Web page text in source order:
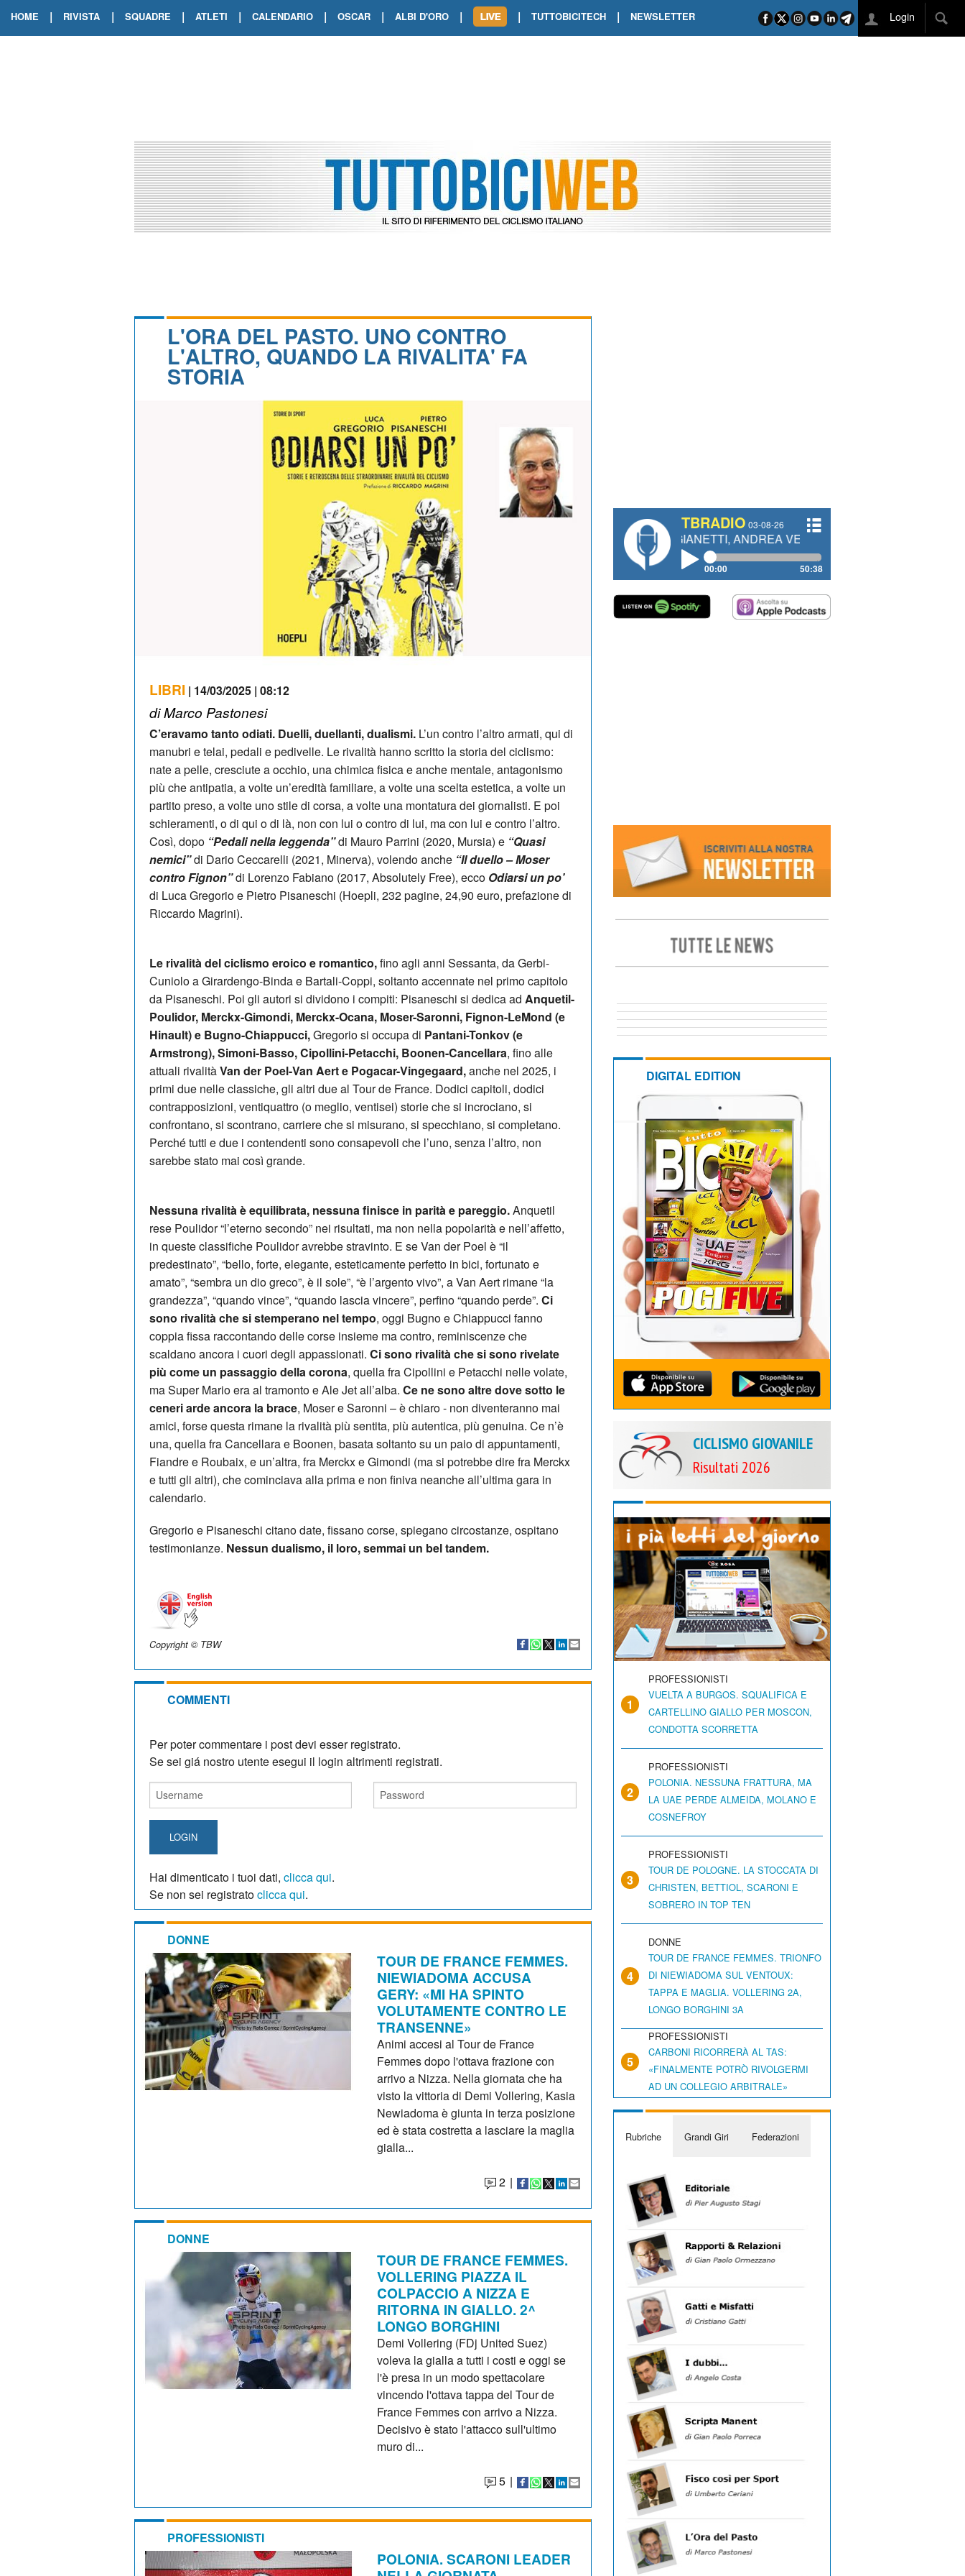
HOME | RIVISTA | SQUADRE | ATLETI | CALENDARIO | OSCAR | ALBI D'ORO |
TOUR DE FRANCE. ORCIERES-MERLETTE INCORONA CARAPAZ
TOUR DE FRANCE. A VOIRON TRIONFO DI PHILIPSEN SU SCHMID E KOOIJ
| TUTTOBICITECH | NEWSLETTER Login
L'ORA DEL PASTO. UNO CONTRO
L'ALTRO, QUANDO LA RIVALITA' FA
STORIA
LIBRI | 14/03/2025 | 08:12
di Marco Pastonesi
C’eravamo tanto odiati. Duelli, duellanti, dualismi. L’un contro l’altro armati, qui di
manubri e telai, pedali e pedivelle. Le rivalità hanno scritto la storia del ciclismo:
nate a pelle, cresciute a occhio, una chimica fisica e anche mentale, antagonismo
più che antipatia, a volte un’eredità familiare, a volte una scelta estetica, a volte un
partito preso, a volte uno stile di corsa, a volte una montatura dei giornalisti. E poi
schieramenti, o di qui o di là, non con lui o contro di lui, ma con lui e contro l’altro.
Così, dopo “Pedali nella leggenda”di Mauro Parrini (2020, Mursia) e “Quasi
nemici”di Dario Ceccarelli (2021, Minerva), volendo anche “Il duello – Moser
contro Fignon”di Lorenzo Fabiano (2017, Absolutely Free), ecco Odiarsi un po’
di Luca Gregorio e Pietro Pisaneschi (Hoepli, 232 pagine, 24,90 euro, prefazione di
Riccardo Magrini).
Le rivalità del ciclismo eroico e romantico,fino agli anni Sessanta, da Gerbi-
Cuniolo a Girardengo-Binda e Bartali-Coppi, soltanto accennate nel primo capitolo
da Pisaneschi. Poi gli autori si dividono i compiti: Pisaneschi si dedica ad Anquetil-
Poulidor, Merckx-Gimondi, Merckx-Ocana, Moser-Saronni, Fignon-LeMond (e
Hinault) e Bugno-Chiappucci,Gregorio si occupa di Pantani-Tonkov (e
Armstrong), Simoni-Basso, Cipollini-Petacchi, Boonen-Cancellara, fino alle
attuali rivalitàVan der Poel-Van Aert e Pogacar-Vingegaard,anche nel 2025, i
primi due nelle classiche, gli altri due al Tour de France. Dodici capitoli, dodici
contrapposizioni, ventiquattro (o meglio, ventisei) storie che si incrociano, si
confrontano, si scontrano, carriere che si misurano, si specchiano, si completano.
Perché tutti e due i contendenti sono consapevoli che l’uno, senza l’altro, non
sarebbe stato mai così grande.
Nessuna rivalità è equilibrata, nessuna finisce in parità e pareggio.Anquetil
rese Poulidor “l’eterno secondo” nei risultati, ma non nella popolarità e nell’affetto,
in queste classifiche Poulidor avrebbe stravinto. E se Van der Poel è “il
predestinato”, “bello, forte, elegante, esteticamente perfetto in bici, fortunato e
amato”, “sembra un dio greco”, è il sole”, “è l’argento vivo”, a Van Aert rimane “la
grandezza”, “quando vince”, “quando lascia vincere”, perfino “quando perde”. Ci
sono rivalità che si stemperano nel tempo, oggi Bugno e Chiappucci fanno
coppia fissa raccontando delle corse insieme ma contro, reminiscenze che
scaldano ancora i cuori degli appassionati. Ci sono rivalità che si sono rivelate
più come un passaggio della corona, quella fra Cipollini e Petacchi nelle volate,
ma Super Mario era al tramonto e Ale Jet all’alba. Ce ne sono altre dove sotto le
ceneri arde ancora la brace, Moser e Saronni – è chiaro - non diventeranno mai
amici, forse questa rimane la rivalità più sentita, più autentica, più genuina. Ce n’è
una, quella fra Cancellara e Boonen, basata soltanto su un paio di appuntamenti,
Fiandre e Roubaix, e un’altra, fra Merckx e Gimondi (ma si potrebbe dire fra Merckx
e tutti gli altri), che cominciava alla prima e non finiva neanche all’ultima gara in
calendario.
Gregorio e Pisaneschi citano date, fissano corse, spiegano circostanze, ospitano
testimonianze. Nessun dualismo, il loro, semmai un bel tandem.
Copyright © TBW
COMMENTI
Per poter commentare i post devi esser registrato.
Se sei giá nostro utente esegui il login altrimenti registrati.
LOGIN
Hai dimenticato i tuoi dati, clicca qui.
Se non sei registratoclicca qui.
DONNE
TOUR DE FRANCE FEMMES.
NIEWIADOMA ACCUSA
GERY: «MI HA SPINTO
VOLUTAMENTE CONTRO LE
TRANSENNE»
Animi accesi al Tour de France
Femmes dopo l'ottava frazione con
arrivo a Nizza. Nella giornata che ha
visto la vittoria di Demi Vollering, Kasia
Newiadoma è giunta in terza posizione
ed è stata costretta a lasciare la maglia
gialla...
2 |
DONNE
TOUR DE FRANCE FEMMES.
VOLLERING PIAZZA IL
COLPACCIO A NIZZA E
RITORNA IN GIALLO. 2^
LONGO BORGHINI
Demi Vollering (FDj United Suez)
voleva la gialla a tutti i costi e oggi se
l'è presa in un modo spettacolare
vincendo l'ottava tappa del Tour de
France Femmes con arrivo a Nizza.
Decisivo è stato l'attacco sull'ultimo
muro di...
5 |
PROFESSIONISTI
POLONIA. SCARONI LEADER
TBRADIO 03-08-26
#334 CHARLY WEGELIUS, MAURO GIANETTI, ANDREA VENDRAME, FILIPPO FIORELLI
00:00 50:38
DIGITAL EDITION
CICLISMO GIOVANILE
Risultati 2026
1
PROFESSIONISTI
VUELTA A BURGOS. SQUALIFICA E
CARTELLINO GIALLO PER MOSCON,
CONDOTTA SCORRETTA
2
PROFESSIONISTI
POLONIA. NESSUNA FRATTURA, MA
LA UAE PERDE ALMEIDA, MOLANO E
COSNEFROY
3
PROFESSIONISTI
TOUR DE POLOGNE. LA STOCCATA DI
CHRISTEN, BETTIOL, SCARONI E
SOBRERO IN TOP TEN
4
DONNE
TOUR DE FRANCE FEMMES. TRIONFO
DI NIEWIADOMA SUL VENTOUX:
TAPPA E MAGLIA. VOLLERING 2A,
LONGO BORGHINI 3A
5
PROFESSIONISTI
CARBONI RICORRERÀ AL TAS:
«FINALMENTE POTRÒ RIVOLGERMI
AD UN COLLEGIO ARBITRALE»
Rubriche Grandi Giri Federazioni